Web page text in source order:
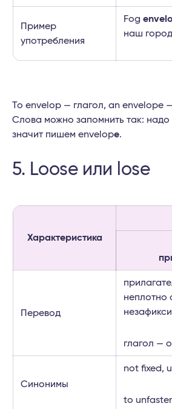
Пример
употребления
Fog
наш
To envelop — глагол, an envelope
Слова можно запомнить так: надо
значит пишем envelope.
5. Loose или lose
Характеристика
Перевод
неплотно
глагол —
Синонимы
not fixed,
to